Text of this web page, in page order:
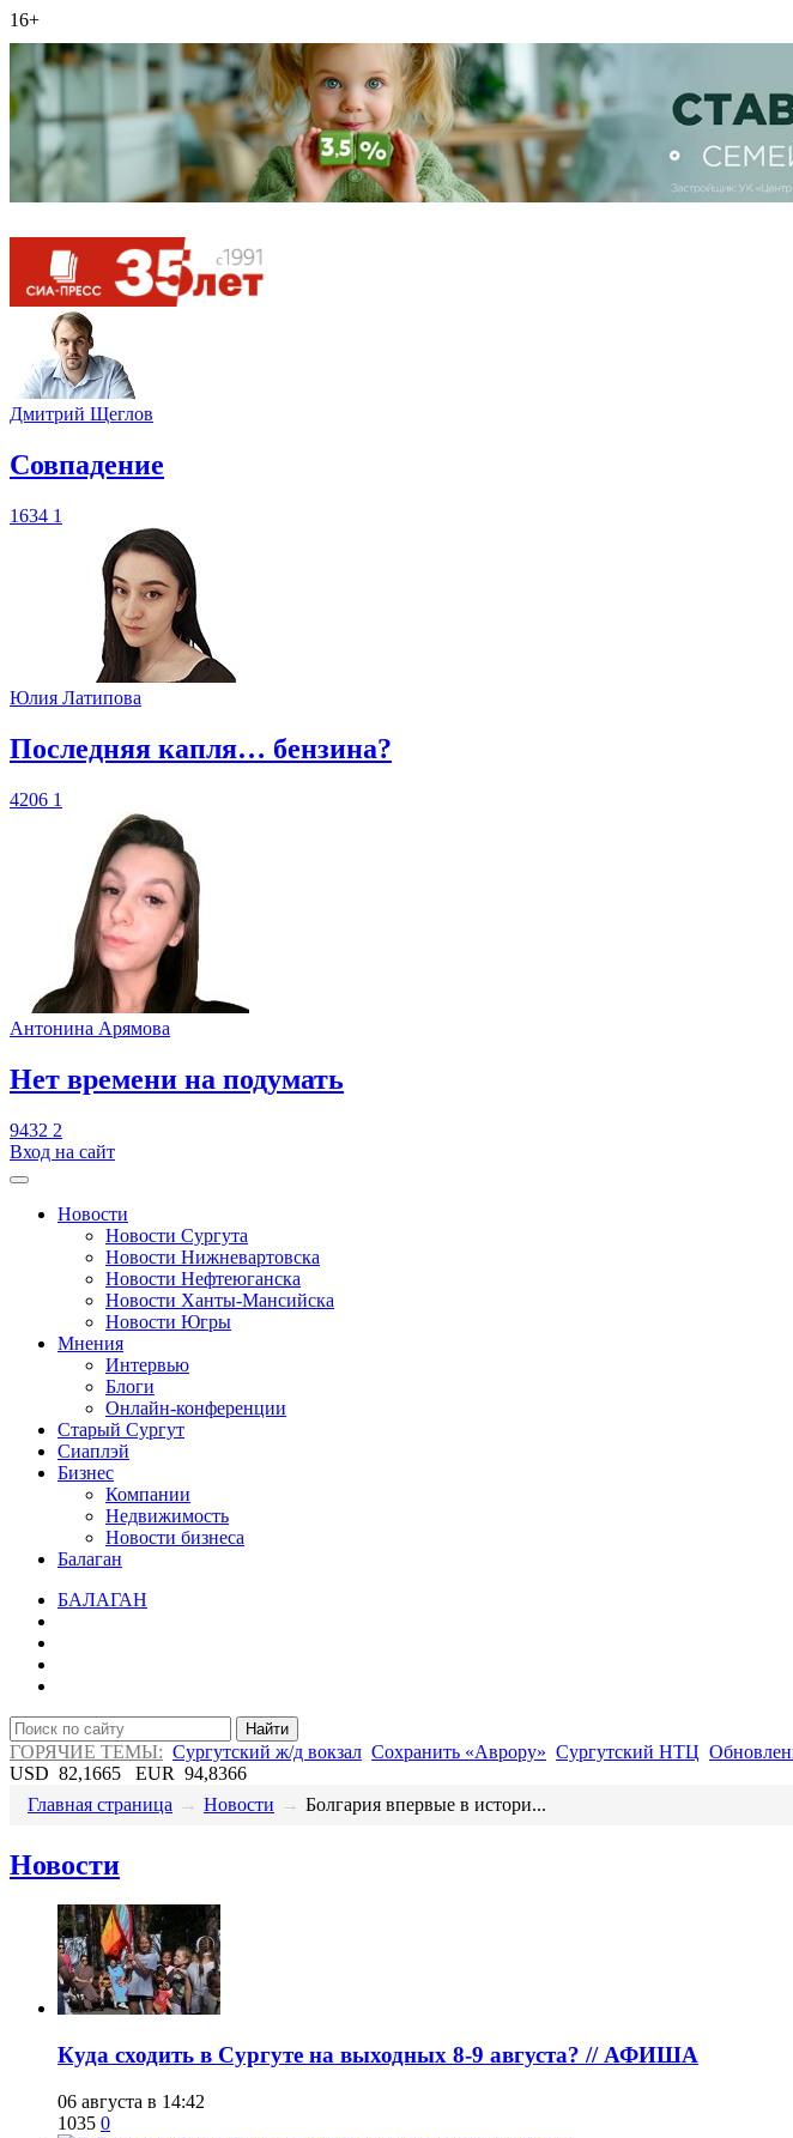
16+
Дмитрий Щеглов
​Совпадение
1634 1
Юлия Латипова
​Последняя капля… бензина?
4206 1
Антонина Арямова
​Нет времени на подумать
9432 2
Вход на сайт
Новости
Новости Сургута
Новости Нижневартовска
Новости Нефтеюганска
Новости Ханты-Мансийска
Новости Югры
Мнения
Интервью
Блоги
Онлайн-конференции
Старый Сургут
Сиаплэй
Бизнес
Компании
Недвижимость
Новости бизнеса
Балаган
БАЛАГАН
Найти
ГОРЯЧИЕ ТЕМЫ: Сургутский ж/д вокзал Сохранить «Аврору» Сургутский НТЦ
USD 82,1665 EUR 94,8366
Главная страница → Новости → ​Болгария впервые в истори...
Новости
​Куда сходить в Сургуте на выходных 8-9 августа? // АФИША
06 августа в 14:42
1035 0